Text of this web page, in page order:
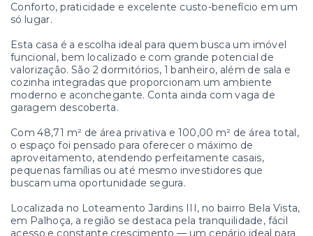
Conforto, praticidade e excelente custo-benefício em um
só lugar.
Esta casa é a escolha ideal para quem busca um imóvel
funcional, bem localizado e com grande potencial de
valorização. São 2 dormitórios, 1 banheiro, além de sala e
cozinha integradas que proporcionam um ambiente
moderno e aconchegante. Conta ainda com vaga de
garagem descoberta.
Com 48,71 m² de área privativa e 100,00 m² de área total,
o espaço foi pensado para oferecer o máximo de
aproveitamento, atendendo perfeitamente casais,
pequenas famílias ou até mesmo investidores que
buscam uma oportunidade segura.
Localizada no Loteamento Jardins III, no bairro Bela Vista,
em Palhoça, a região se destaca pela tranquilidade, fácil
acesso e constante crescimento — um cenário ideal para